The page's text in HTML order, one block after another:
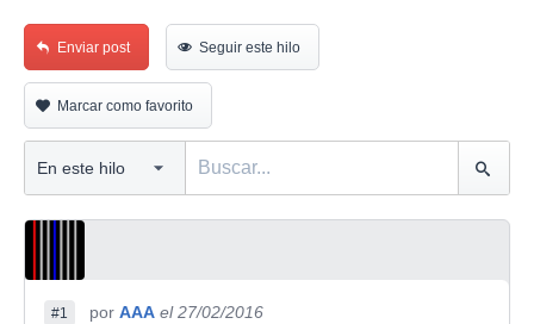
Enviar post Seguir este hilo
Marcar como favorito
#1 por AAA el 27/02/2016